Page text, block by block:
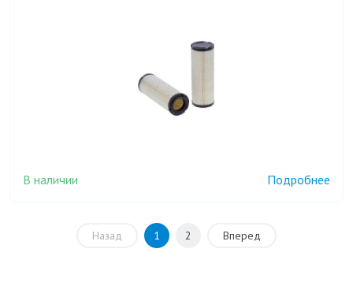
В наличии Подробнее
Назад 1 2 Вперед